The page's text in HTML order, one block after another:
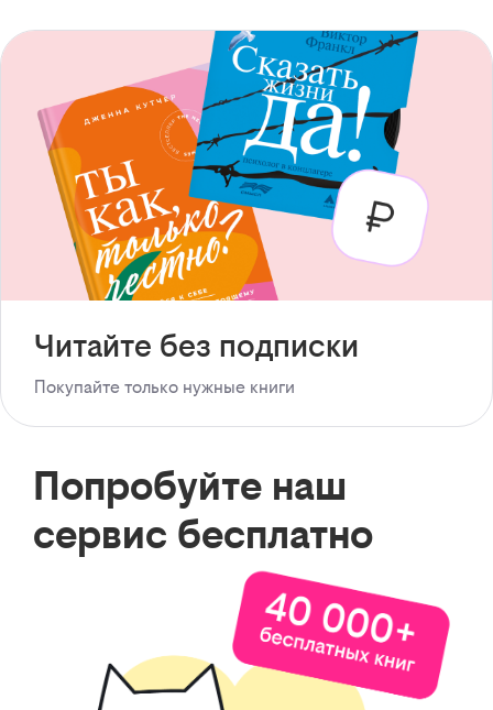
Читайте без подписки
Покупайте только нужные книги
Попробуйте наш
сервис бесплатно